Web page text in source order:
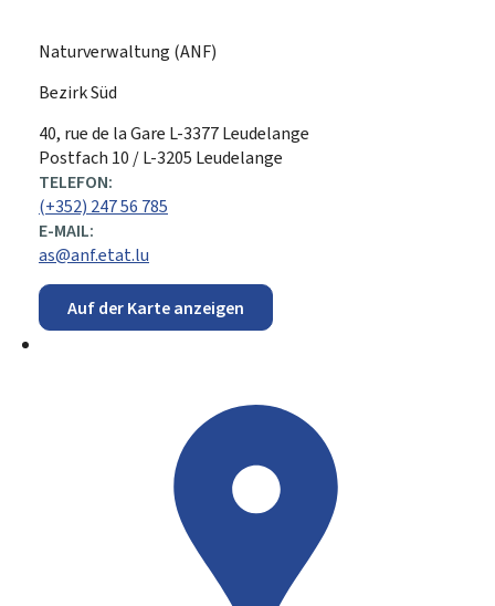
Naturverwaltung (ANF)
Bezirk Süd
ADRESSE:
40, rue de la Gare L-3377Leudelange
Postfach 10 / L-3205 Leudelange
TELEFON:
(+352) 247 56 785
E-MAIL:
as@anf.etat.lu
Auf der Karte anzeigen